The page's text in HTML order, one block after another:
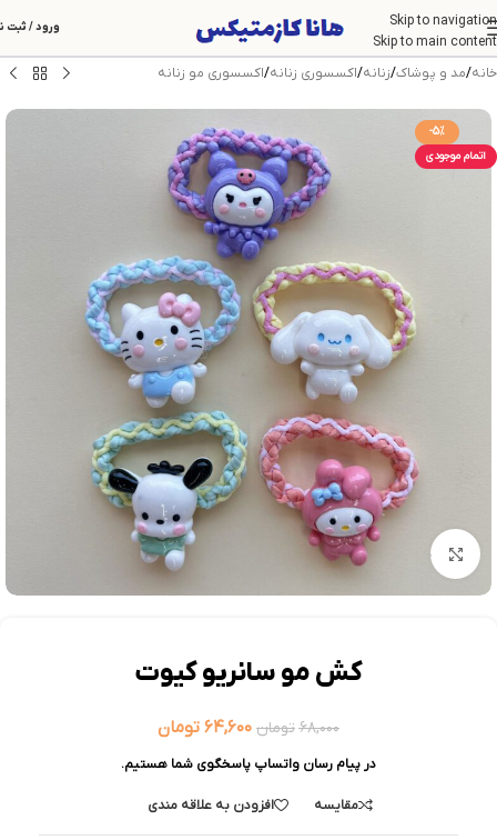
Skip to navigation
Skip to main content
ورود / ثبت
خانه/مد و پوشاک/زنانه/اکسسوری زنانه/اکسسوری مو زنانه
-5%
اتمام موجودی
بزرگنمایی تصویر
کش مو سانریو کیوت
۶۸,۰۰۰ تومان ۶۴,۶۰۰ تومان
در پیام رسان واتساپ پاسخگوی شما هستیم.
مقایسه افزودن به علاقه مندی